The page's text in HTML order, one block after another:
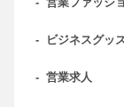
- 営業ファッシ
- ビジネスグッ
- 営業求人